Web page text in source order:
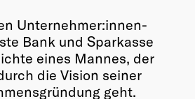
Unternehmer:innen-
Bank und Sparkasse
eines Mannes, der
die Vision seiner
geht.